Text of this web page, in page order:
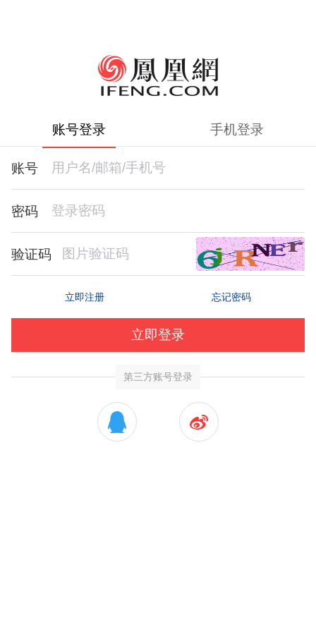
账号登录 手机登录
账号
密码
验证码
立即注册 忘记密码
立即登录
第三方账号登录